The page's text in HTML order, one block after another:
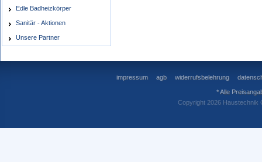
Edle Badheizkörper
Sanitär - Aktionen
Unsere Partner
impressum agb widerrufsbelehrung
* Alle
Copyright 2026 Haustechnik